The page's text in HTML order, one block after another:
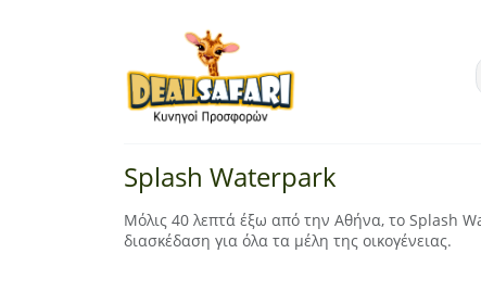
Splash Waterpark
Μόλις 40 λεπτά έξω από την Αθήνα, το Splash
διασκέδαση για όλα τα μέλη της οικογένειας.